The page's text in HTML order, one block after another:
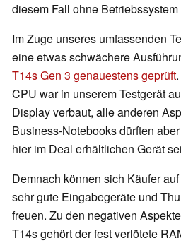
diesem Fall ohne
Im Zuge unseres umfassenden
eine etwas schwächere
T14s Gen 3 genauestens geprüft
CPU war in unserem Testgerät
Display verbaut, alle anderen
Business-Notebooks dürften
hier im Deal erhältlichen Gerät
Demnach können sich Käufer
sehr gute Eingabegeräte und
freuen. Zu den negativen
T14s gehört der fest verlötete